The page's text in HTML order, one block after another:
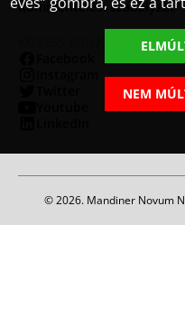
NEM
Kommentelési szabályzat
© 2026. Mandiner Novum